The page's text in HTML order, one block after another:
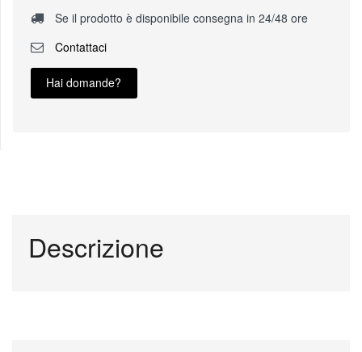
Se il prodotto è disponibile consegna in 24/48 ore
Contattaci
Hai domande?
Descrizione